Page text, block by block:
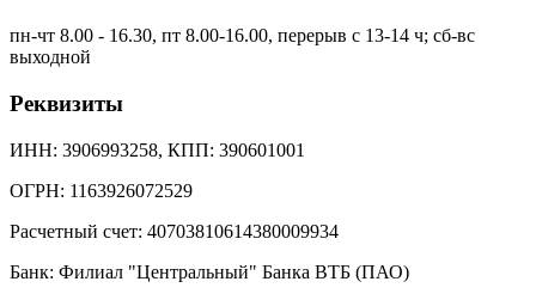
пн-чт 8.00 - 16.30, пт 8.00-16.00, перерыв с 13-14 ч; сб-вс
выходной
Реквизиты
ИНН: 3906993258, КПП: 390601001
ОГРН: 1163926072529
Расчетный счет: 40703810614380009934
Банк: Филиал "Центральный" Банка ВТБ (ПАО)